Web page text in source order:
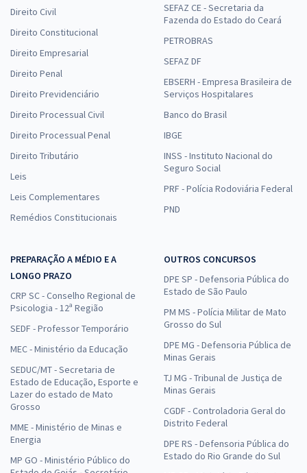
Direito Civil
Direito Constitucional
Direito Empresarial
Direito Penal
Direito Previdenciário
Direito Processual Civil
Direito Processual Penal
Direito Tributário
Leis
Leis Complementares
Remédios Constitucionais
SEFAZ CE - Secretaria da
Fazenda do Estado do Ceará
PETROBRAS
SEFAZ DF
EBSERH - Empresa Brasileira de
Serviços Hospitalares
Banco do Brasil
IBGE
INSS - Instituto Nacional do
Seguro Social
PRF - Polícia Rodoviária Federal
PND
PREPARAÇÃO A MÉDIO E A
LONGO PRAZO
CRP SC - Conselho Regional de
Psicologia - 12ª Região
SEDF - Professor Temporário
MEC - Ministério da Educação
SEDUC/MT - Secretaria de
Estado de Educação, Esporte e
Lazer do estado de Mato
Grosso
MME - Ministério de Minas e
Energia
MP GO - Ministério Público do
OUTROS CONCURSOS
DPE SP - Defensoria Pública do
Estado de São Paulo
PM MS - Polícia Militar de Mato
Grosso do Sul
DPE MG - Defensoria Pública de
Minas Gerais
TJ MG - Tribunal de Justiça de
Minas Gerais
CGDF - Controladoria Geral do
Distrito Federal
DPE RS - Defensoria Pública do
Estado do Rio Grande do Sul